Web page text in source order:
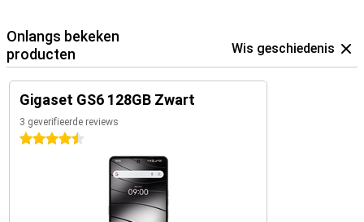
Onlangs bekeken
producten
Wis geschiedenis
Gigaset GS6 128GB Zwart
3 geverifieerde reviews
4.5 sterren